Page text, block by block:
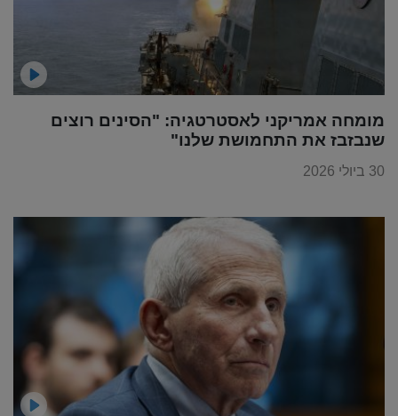
מומחה אמריקני לאסטרטגיה: "הסינים רוצים
שנבזבז את התחמושת שלנו"
30 ביולי 2026